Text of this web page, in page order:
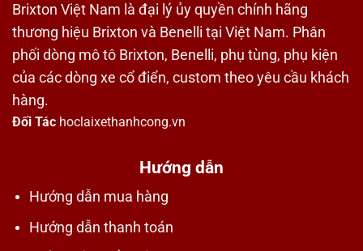
Brixton Việt Nam là đại lý ủy quyền chính hãng
thương hiệu Brixton và Benelli tại Việt Nam. Phân
phối dòng mô tô Brixton, Benelli, phụ tùng, phụ kiện
của các dòng xe cổ điển, custom theo yêu cầu khách
hàng.
Đối Tác hoclaixethanhcong.vn
Hướng dẫn
Hướng dẫn mua hàng
Hướng dẫn thanh toán